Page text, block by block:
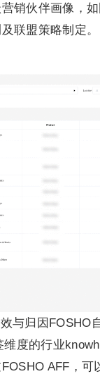
销伙伴画像，
联盟策略制定。
与归因FOSHO
度的行业
AFF，可